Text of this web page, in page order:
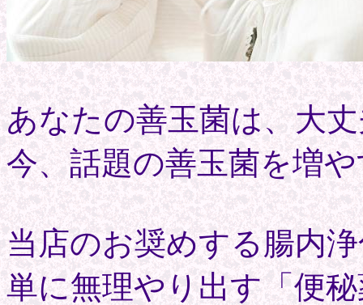
あなたの善玉菌は、大
今、話題の善玉菌を増
当店のお奨めする腸内
単に無理やり出す「便